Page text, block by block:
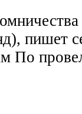
пишет
По